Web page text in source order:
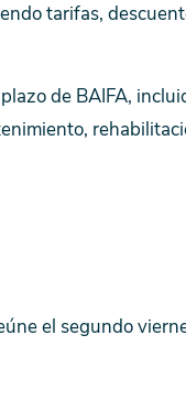
tarifas,
de BAIFA,
el segundo